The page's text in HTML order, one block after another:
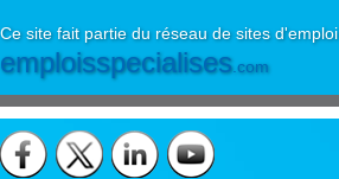
Ce site fait partie du réseau de sites d'emploi
emploisspecialises.com